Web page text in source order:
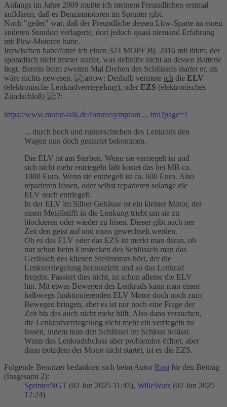
Anfangs im Jahre 2009 mußte ich meinem Freundlichen erstmal
aufklären, daß es Benzinmotoren im Sprinter gibt.
Noch "geiler" war, daß der Freundliche dessen Lkw-Sparte an einen
anderen Standort verlagerte, dort jedoch quasi niemand Erfahrung
mit Pkw-Motoren hatte.
Inzwischen habe/fahre ich einen 324 MOPF Bj. 2016 mit 8tkm, der
sporadisch nicht immer startet, was definitiv nicht an dessen Batterie
liegt. Bereits beim zweiten Mal Drehen des Schlüssels startet er, als
wäre nichts gewesen.
Deshalb vermute ich die ELV
(elektronische Lenkradverriegelung), oder EZS (elektronisches
Zündschloß)
https://www.motor-talk.de/forum/symptom ... tml?page=1
... durch hoch und runterschieben des Lenkrads den
Wagen nun doch gestartet bekommen.
Die ELV ist am Sterben. Wenn sie verriegelt ist und
sich nicht mehr entriegeln läßt kostet das bei MB ca.
1000 Euro. Wenn sie entriegelt ist ca. 600 Euro. Also
reparieren lassen, oder selbst reparieren solange die
ELV noch entriegelt.
In der ELV im Silber Gehäuse ist ein kleiner Motor, der
einen Metallstifft in die Lenkung triebt um sie zu
blockieren oder wieder zu lösen. Dieser gibt nach ner
Zeit den geist auf und muss gewechselt werden.
Ob es das ELV oder das EZS ist merkt man daran, ob
nur schon beim Einstecken des Schlüssels man das
Geräusch des klienen Stellmotors hört, der die
Lenkverriegelung herauszieht und so das Lenkrad
freigibt. Passiert dies nicht, ist schon alleine die ELV
hin. Mit etwas Bewegen des Lenkrads kann man einen
halbwegs funktionierenden ELV Motor doch noch zum
Bewegen bringen, aber es ist nur noch eine Frage der
Zeit bis das auch nicht mehr hilft. Also dann versuchen,
die Lenkradverriegelung nicht mehr ein verriegeln zu
lassen, indem man den Schlüssel im Schloss belässt.
Wenn das Lenkradshcloss aber problemlos öffnet, aber
dann trotzdem der Motor nicht startet, ist es die EZS.
Folgende Benutzer bedankten sich beim Autor Rosi für den Beitrag
(Insgesamt 2):
SprinterNGT (02 Jun 2025 11:43), WilleWutz (02 Jun 2025
12:24)